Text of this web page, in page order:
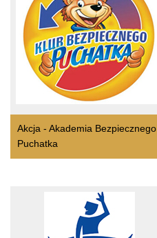
Akcja - Akademia Bezpiecznego
Puchatka